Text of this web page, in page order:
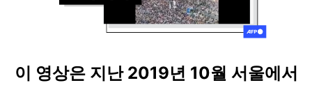
이 영상은 지난 2019년 10월 서울에서